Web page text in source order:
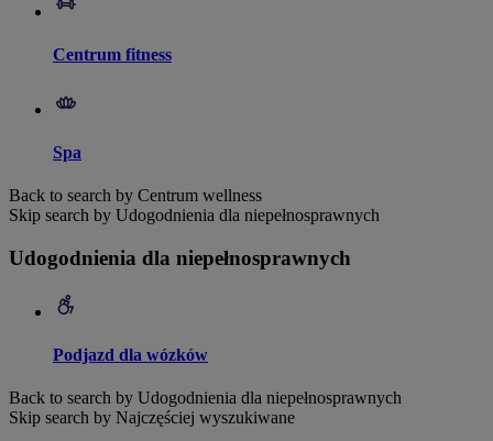
Centrum fitness
Spa
Back to search by Centrum wellness
Skip search by Udogodnienia dla niepełnosprawnych
Udogodnienia dla niepełnosprawnych
Podjazd dla wózków
Back to search by Udogodnienia dla niepełnosprawnych
Skip search by Najczęściej wyszukiwane